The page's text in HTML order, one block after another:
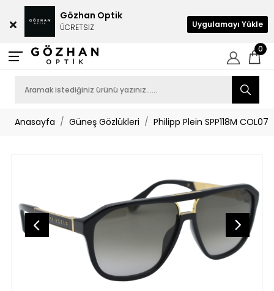
0
Anasayfa Güneş Gözlükleri Philipp Plein SPP118M
Gözhan Optik
ÜCRETSİZ Uygulamayı Yükle